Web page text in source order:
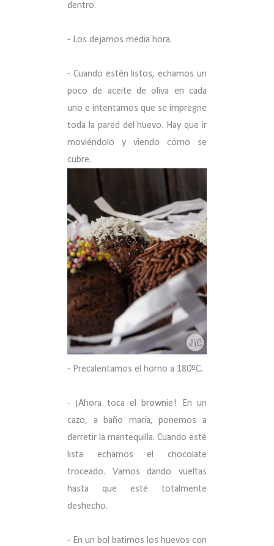
dentro.
- Los dejamos media hora.
- Cuando estén listos, echamos un
poco de aceite de oliva en cada
uno e intentamos que se impregne
toda la pared del huevo. Hay que ir
moviéndolo y viendo cómo se
cubre.
- Precalentamos el horno a 180ºC.
- ¡Ahora toca el brownie! En un
cazo, a baño maría, ponemos a
derretir la mantequilla. Cuando esté
lista echamos el chocolate
troceado. Vamos dando vueltas
hasta que esté totalmente
deshecho.
- En un bol batimos los huevos con